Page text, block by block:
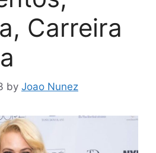
Carreira
by Joao Nunez